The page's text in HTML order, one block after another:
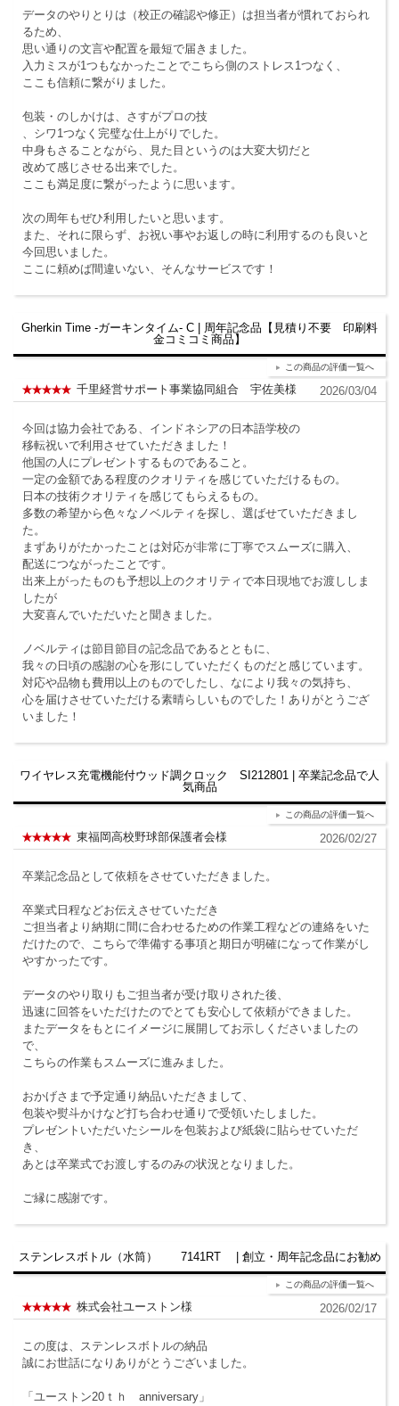
データのやりとりは（校正の確認や修正）は担当者が慣れておられ
るため、
思い通りの文言や配置を最短で届きました。
入力ミスが1つもなかったことでこちら側のストレス1つなく、
ここも信頼に繋がりました。
包装・のしかけは、さすがプロの技
、シワ1つなく完璧な仕上がりでした。
中身もさることながら、見た目というのは大変大切だと
改めて感じさせる出来でした。
ここも満足度に繋がったように思います。
次の周年もぜひ利用したいと思います。
また、それに限らず、お祝い事やお返しの時に利用するのも良いと
今回思いました。
ここに頼めば間違いない、そんなサービスです！
Gherkin Time -ガーキンタイム- C | 周年記念品【見積り不要 印刷料
金コミコミ商品】
この商品の評価一覧へ
千里経営サポート事業協同組合 宇佐美様 2026/03/04
今回は協力会社である、インドネシアの日本語学校の
移転祝いで利用させていただきました！
他国の人にプレゼントするものであること。
一定の金額である程度のクオリティを感じていただけるもの。
日本の技術クオリティを感じてもらえるもの。
多数の希望から色々なノベルティを探し、選ばせていただきまし
た。
まずありがたかったことは対応が非常に丁寧でスムーズに購入、
配送につながったことです。
出来上がったものも予想以上のクオリティで本日現地でお渡ししま
したが
大変喜んでいただいたと聞きました。
ノベルティは節目節目の記念品であるとともに、
我々の日頃の感謝の心を形にしていただくものだと感じています。
対応や品物も費用以上のものでしたし、なにより我々の気持ち、
心を届けさせていただける素晴らしいものでした！ありがとうござ
いました！
ワイヤレス充電機能付ウッド調クロック SI212801 | 卒業記念品で人
気商品
この商品の評価一覧へ
東福岡高校野球部保護者会様 2026/02/27
卒業記念品として依頼をさせていただきました。
卒業式日程などお伝えさせていただき
ご担当者より納期に間に合わせるための作業工程などの連絡をいた
だけたので、こちらで準備する事項と期日が明確になって作業がし
やすかったです。
データのやり取りもご担当者が受け取りされた後、
迅速に回答をいただけたのでとても安心して依頼ができました。
またデータをもとにイメージに展開してお示しくださいましたの
で、
こちらの作業もスムーズに進みました。
おかげさまで予定通り納品いただきまして、
包装や熨斗かけなど打ち合わせ通りで受領いたしました。
プレゼントいただいたシールを包装および紙袋に貼らせていただ
き、
あとは卒業式でお渡しするのみの状況となりました。
ご縁に感謝です。
ステンレスボトル（水筒） 7141RT | 創立・周年記念品にお勧め
この商品の評価一覧へ
株式会社ユーストン様 2026/02/17
この度は、ステンレスボトルの納品
誠にお世話になりありがとうございました。
「ユーストン20ｔｈ anniversary」